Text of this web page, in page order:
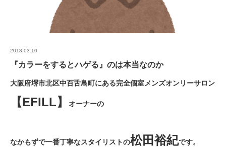
2018.03.10
『カラーをするとハゲる』のは本当なのか
大阪府堺市北区中百舌鳥町にある完全個室メンズオンリーサロン
【EFILL】 オーナーの
なかもずで一番丁寧なスタイリストの松田裕紀です。